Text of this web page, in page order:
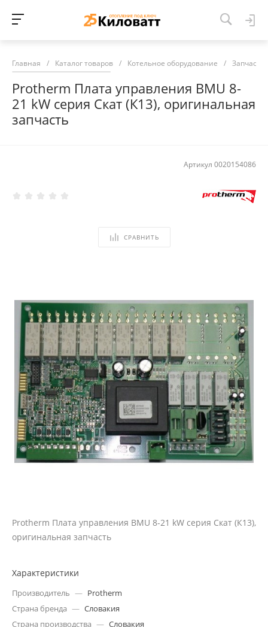
Главная / Каталог товаров / Котельное оборудование / Запчасти
Protherm Плата управления BMU 8-
21 kW серия Скат (К13), оригинальная
запчасть
Артикул 0020154086
СРАВНИТЬ
Protherm Плата управления BMU 8-21 kW серия Скат (К13),
оригинальная запчасть
Характеристики
Производитель — Protherm
Страна бренда — Словакия
Страна производства — Словакия